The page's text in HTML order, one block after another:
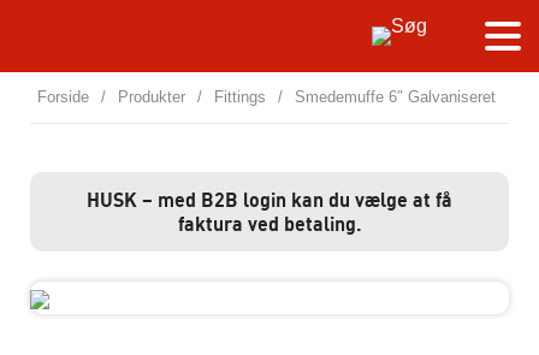
Forside / Produkter / Fittings / Smedemuffe 6″ Galvaniseret
HUSK – med B2B login kan du vælge at få
faktura ved betaling.